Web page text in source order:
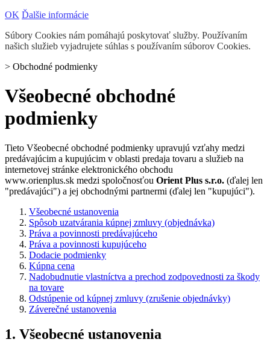
OK Ďalšie informácie
Súbory Cookies nám pomáhajú poskytovať služby. Používaním
našich služieb vyjadrujete súhlas s používaním súborov Cookies.
> Obchodné podmienky
Všeobecné obchodné
podmienky
Tieto Všeobecné obchodné podmienky upravujú vzťahy medzi
predávajúcim a kupujúcim v oblasti predaja tovaru a služieb na
internetovej stránke elektronického obchodu
www.orienplus.sk medzi spoločnosťou Orient Plus s.r.o. (ďalej len
"predávajúci") a jej obchodnými partnermi (ďalej len "kupujúci").
Všeobecné ustanovenia
Spôsob uzatvárania kúpnej zmluvy (objednávka)
Práva a povinnosti predávajúceho
Práva a povinnosti kupujúceho
Dodacie podmienky
Kúpna cena
Nadobudnutie vlastníctva a prechod zodpovednosti za škody
na tovare
Odstúpenie od kúpnej zmluvy (zrušenie objednávky)
Záverečné ustanovenia
1. Všeobecné ustanovenia